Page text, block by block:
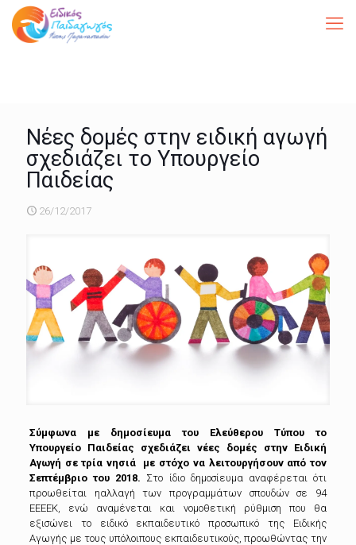
Νέες δομές στην ειδική αγωγή
σχεδιάζει το Υπουργείο
Παιδείας
26/12/2017
Σύμφωνα με δημοσίευμα του Ελεύθερου Τύπου το
Υπουργείο Παιδείας σχεδιάζει νέες δομές στην Ειδική
Αγωγή σε τρία νησιά με στόχο να λειτουργήσουν από τον
Σεπτέμβριο του 2018. Στο ίδιο δημοσίευμα αναφέρεται ότι
προωθείται ηαλλαγή των προγραμμάτων σπουδών σε 94
ΕΕΕΕΚ, ενώ αναμένεται και νομοθετική ρύθμιση που θα
εξισώνει το ειδικό εκπαιδευτικό προσωπικό της Ειδικής
Αγωγής με τους υπόλοιπους εκπαιδευτικούς, προωθώντας την